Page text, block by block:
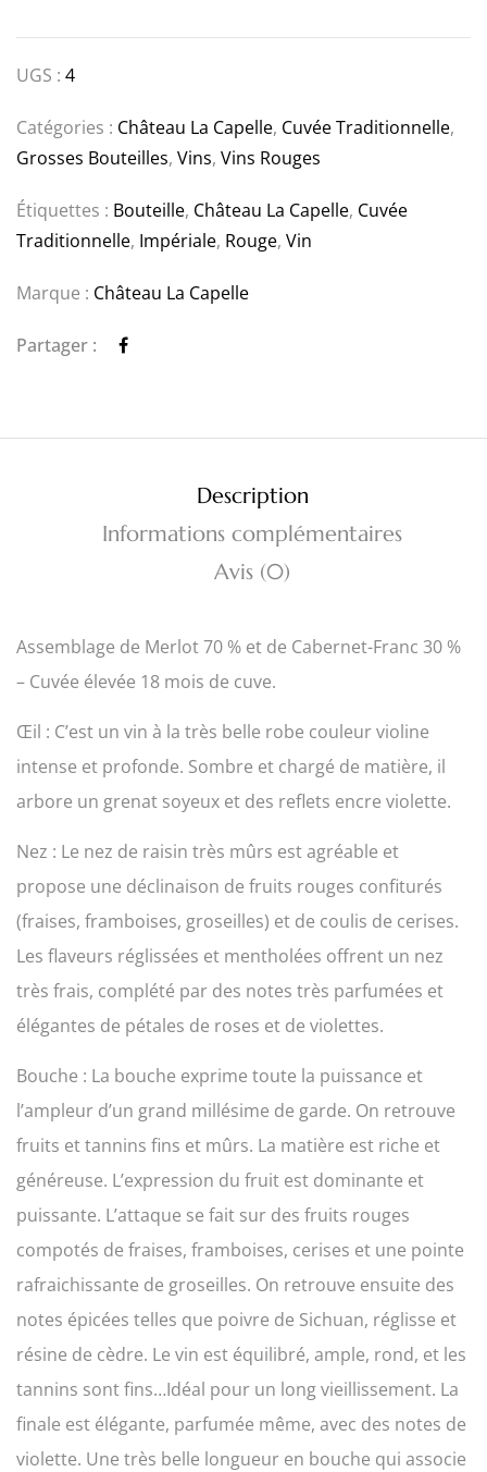
UGS : 4
Catégories : Château La Capelle, Cuvée Traditionnelle,
Grosses Bouteilles, Vins, Vins Rouges
Étiquettes : Bouteille, Château La Capelle, Cuvée
Traditionnelle, Impériale, Rouge, Vin
Marque : Château La Capelle
Partager :
Description
Informations complémentaires
Avis (0)
Assemblage de Merlot 70 % et de Cabernet-Franc 30 %
– Cuvée élevée 18 mois de cuve.
Œil : C’est un vin à la très belle robe couleur violine
intense et profonde. Sombre et chargé de matière, il
arbore un grenat soyeux et des reflets encre violette.
Nez : Le nez de raisin très mûrs est agréable et
propose une déclinaison de fruits rouges confiturés
(fraises, framboises, groseilles) et de coulis de cerises.
Les flaveurs réglissées et mentholées offrent un nez
très frais, complété par des notes très parfumées et
élégantes de pétales de roses et de violettes.
Bouche : La bouche exprime toute la puissance et
l’ampleur d’un grand millésime de garde. On retrouve
fruits et tannins fins et mûrs. La matière est riche et
généreuse. L’expression du fruit est dominante et
puissante. L’attaque se fait sur des fruits rouges
compotés de fraises, framboises, cerises et une pointe
rafraichissante de groseilles. On retrouve ensuite des
notes épicées telles que poivre de Sichuan, réglisse et
résine de cèdre. Le vin est équilibré, ample, rond, et les
tannins sont fins…Idéal pour un long vieillissement. La
finale est élégante, parfumée même, avec des notes de
violette. Une très belle longueur en bouche qui associe